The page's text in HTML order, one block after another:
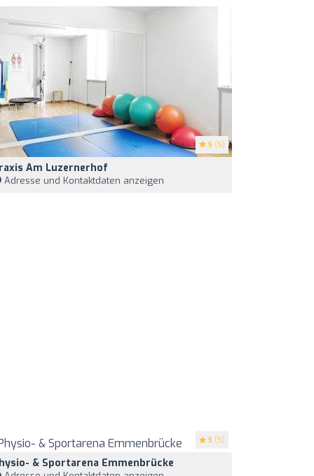
5 (5)
Am Luzernerhof
Adresse und Kontaktdaten anzeigen
5 (5)
& Sportarena Emmenbrücke